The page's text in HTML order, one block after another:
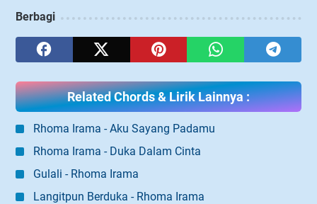
Berbagi
Related Chords & Lirik Lainnya :
Rhoma Irama - Aku Sayang Padamu
Rhoma Irama - Duka Dalam Cinta
Gulali - Rhoma Irama
Langitpun Berduka - Rhoma Irama